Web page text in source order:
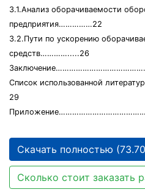
3.1.Анализ оборачиваемости
предприятия……………22
3.2.Пути по ускорению
средств………….....26
Список использованной
29
Скачать полностью
Сколько стоит заказать